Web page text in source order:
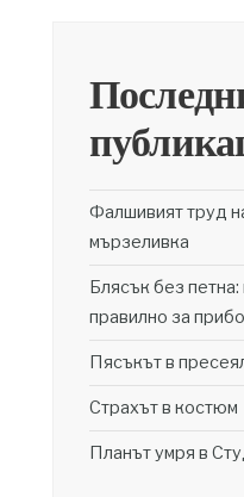
Фалшивият труд
мързеливка
Блясък без
правилно за
Пясъкът в
Страхът в костюм
Планът умря в